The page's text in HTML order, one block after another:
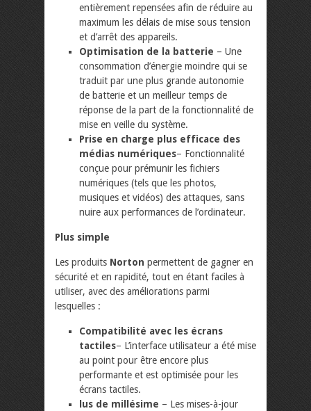
entièrement repensées afin de réduire au
maximum les délais de mise sous tension
et d’arrêt des appareils.
Optimisation de la batterie – Une
consommation d’énergie moindre qui se
traduit par une plus grande autonomie
de batterie et un meilleur temps de
réponse de la part de la fonctionnalité de
mise en veille du système.
Prise en charge plus efficace des
médias numériques– Fonctionnalité
conçue pour prémunir les fichiers
numériques (tels que les photos,
musiques et vidéos) des attaques, sans
nuire aux performances de l’ordinateur.
Plus simple
Les produits Norton permettent de gagner en
sécurité et en rapidité, tout en étant faciles à
utiliser, avec des améliorations parmi
lesquelles :
Compatibilité avec les écrans
tactiles– L’interface utilisateur a été mise
au point pour être encore plus
performante et est optimisée pour les
écrans tactiles.
lus de millésime – Les mises-à-jour